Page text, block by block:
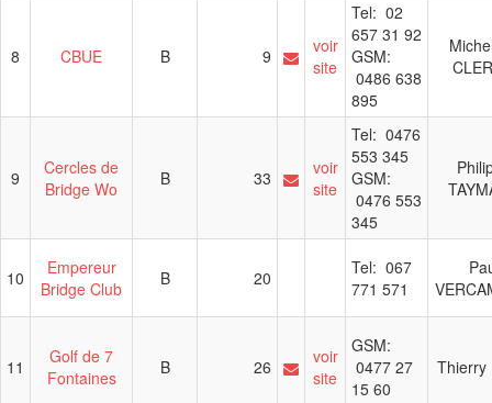
8 CBUE B 9
voir
site
Tel: 02
657 31 92
GSM:
0486 638
895
9
Cercles de
Bridge Wo
B 33
voir
site
Tel: 0476
553 345
GSM:
0476 553
345
10
Empereur
Bridge Club
B 20
Tel: 067
771 571
11
Golf de 7
Fontaines
B 26
voir
site
GSM:
0477 27
15 60
Thierry